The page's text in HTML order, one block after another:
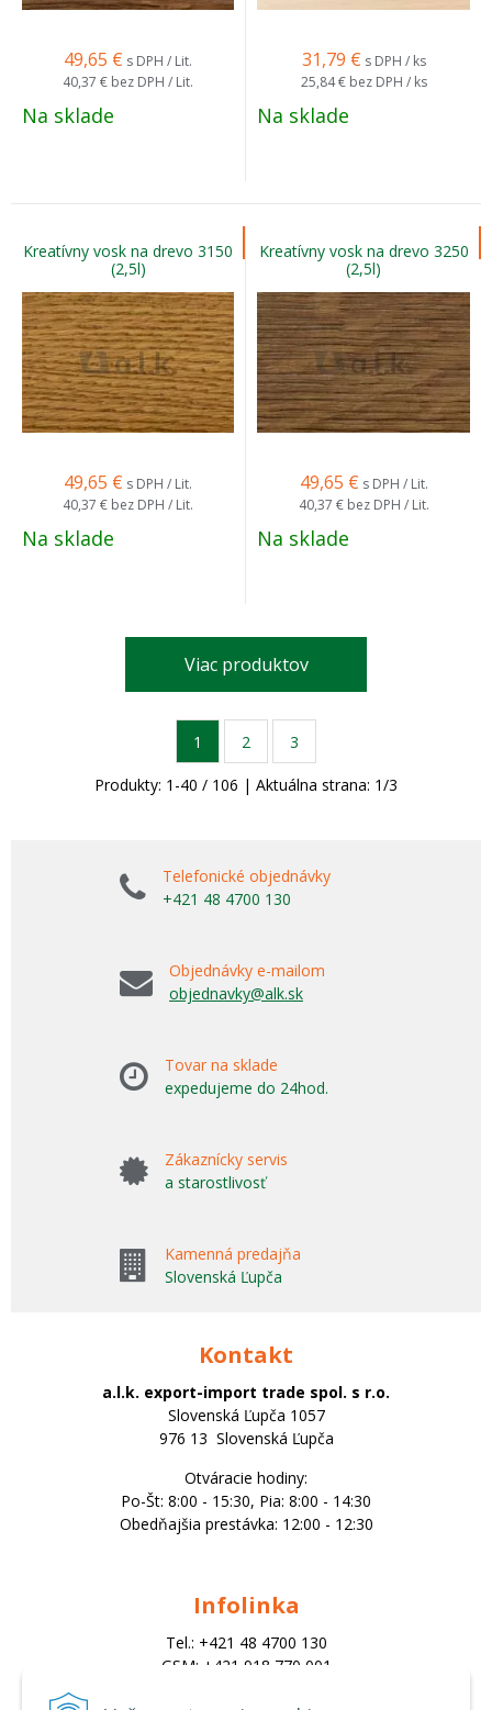
49,65 € s DPH / Lit.
40,37 € bez DPH / Lit.
Na sklade
31,79 € s DPH / ks
25,84 € bez DPH / ks
Na sklade
Kreatívny vosk na drevo 3150
(2,5l)
49,65 € s DPH / Lit.
40,37 € bez DPH / Lit.
Na sklade
Kreatívny vosk na drevo 3250
(2,5l)
49,65 € s DPH / Lit.
40,37 € bez DPH / Lit.
Na sklade
Viac produktov
1 2 3
Produkty: 1 -40 / 106 | Aktuálna strana: 1/3
Telefonické objednávky
+421 48 4700 130
Objednávky e-mailom
objednavky@alk.sk
Tovar na sklade
expedujeme do 24hod.
Zákaznícky servis
a starostlivosť
Kamenná predajňa
Slovenská Ľupča
Kontakt
a.l.k. export-import trade spol. s r.o.
Slovenská Ľupča 1057
976 13 Slovenská Ľupča
Otváracie hodiny:
Po-Št: 8:00 - 15:30, Pia: 8:00 - 14:30
Obedňajšia prestávka: 12:00 - 12:30
Infolinka
Tel.: +421 48 4700 130
GSM: +421 918 770 001